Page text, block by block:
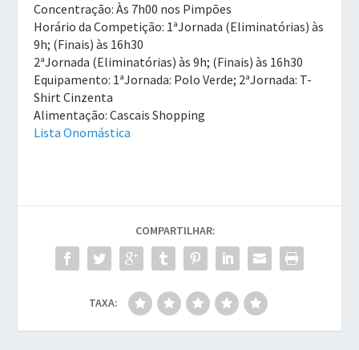
Concentração: Às 7h00 nos Pimpões
Horário da Competição: 1ªJornada (Eliminatórias) às
9h; (Finais) às 16h30
2ªJornada (Eliminatórias) às 9h; (Finais) às 16h30
Equipamento: 1ªJornada: Polo Verde; 2ªJornada: T-
Shirt Cinzenta
Alimentação: Cascais Shopping
Lista Onomástica
COMPARTILHAR:
TAXA: